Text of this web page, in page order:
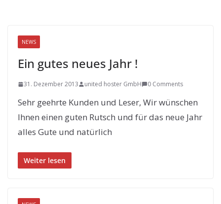
NEWS
Ein gutes neues Jahr !
31. Dezember 2013 united hoster GmbH 0 Comments
Sehr geehrte Kunden und Leser, Wir wünschen
Ihnen einen guten Rutsch und für das neue Jahr
alles Gute und natürlich
Weiter lesen